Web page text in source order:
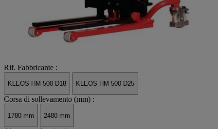
Rif. Fabbricante :
KLEOS HM 500 D18 KLEOS HM 500 D25
Corsa di sollevamento (mm) :
1780 mm 2480 mm